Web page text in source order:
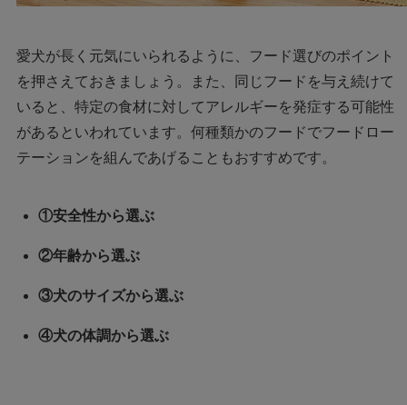
愛犬が長く元気にいられるように、フード選びのポイント
を押さえておきましょう。また、同じフードを与え続けて
いると、特定の食材に対してアレルギーを発症する可能性
があるといわれています。何種類かのフードでフードロー
テーションを組んであげることもおすすめです。
①安全性から選ぶ
②年齢から選ぶ
③犬のサイズから選ぶ
④犬の体調から選ぶ